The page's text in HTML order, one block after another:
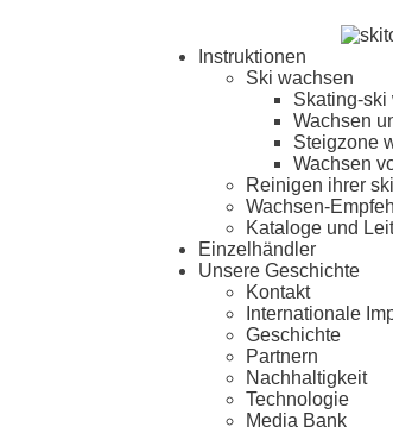
Instruktionen
Ski wachsen
Skating-ski
Wachsen
Steigzone
Wachsen
Reinigen ihrer
Wachsen-
Kataloge und
Einzelhändler
Unsere Geschichte
Kontakt
Internationale
Geschichte
Partnern
Nachhaltigkeit
Technologie
Media Bank